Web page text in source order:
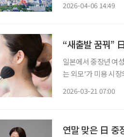
2026-04-06 14:49
“새출발 꿈꿔”
일본에서 중장년 여
는 외모’가 미용 시
2026-03-21 07:00
연말 맞은 日 중